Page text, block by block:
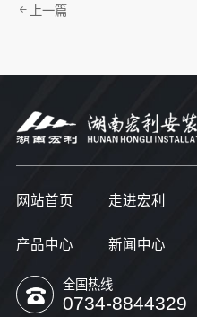
上一篇
网站首页 走进宏利
产品中心 新闻中心
全国热线
0734-8844329